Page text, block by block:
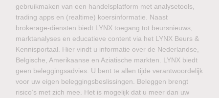
gebruikmaken van een handelsplatform met analysetools,
trading apps en (realtime) koersinformatie. Naast
brokerage-diensten biedt LYNX toegang tot beursnieuws,
marktanalyses en educatieve content via het LYNX Beurs &
Kennisportaal. Hier vindt u informatie over de Nederlandse,
Belgische, Amerikaanse en Aziatische markten. LYNX biedt
geen beleggingsadvies. U bent te allen tijde verantwoordelijk
voor uw eigen beleggingsbeslissingen. Beleggen brengt
risico’s met zich mee. Het is mogelijk dat u meer dan uw